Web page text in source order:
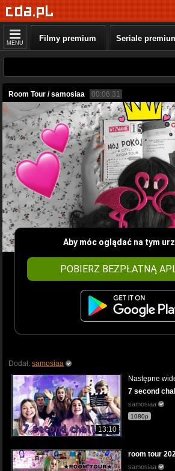
MENU Filmy premium Seriale
Room Tour / samosiaa 00:06:31
Aby móc oglądać na tym
POBIERZ BEZPŁATNĄ
Dodał: samosiaa
13:10
Następne
7 second
samosiaa
1080p
room tour
samosiaa